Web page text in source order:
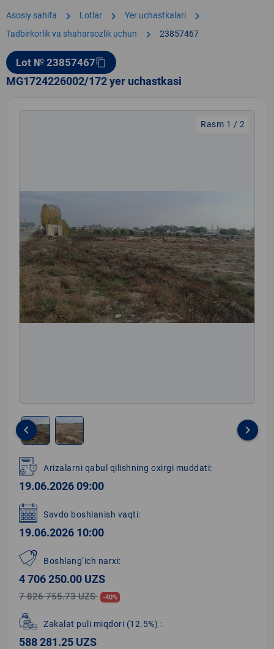
Asosiy sahifa chevron_right Lotlar chevron_right Yer uchastkalari chevron_right
Tadbirkorlik va shaharsozlik uchun chevron_right 23857467
Lot № 23857467content_copy
MG1724226002/172 yer uchastkasi
Rasm 1 / 2
1
of
2
keyboard_arrow_left keyboard_arrow_right
Arizalarni qabul qilishning oxirgi muddati:
19.06.2026 09:00
Savdo boshlanish vaqti:
19.06.2026 10:00
Boshlang‘ich narxi:
4 706 250.00 UZS
7 826 755.73 UZS -40%
Zakalat puli miqdori (12.5%) :
588 281.25 UZS